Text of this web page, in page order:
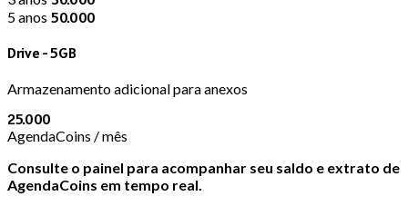
5 anos 50.000
Drive - 5GB
Armazenamento adicional para anexos
25.000
AgendaCoins / mês
Consulte o painel para acompanhar seu saldo e extrato de
AgendaCoins em tempo real.